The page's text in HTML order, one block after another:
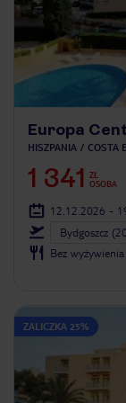
Europa
HISZPANIA COSTA
1 341
ZŁ
OSOBA
12.12.2026 -
Bydgoszcz
Bez wyżywienia
ZALICZKA 25%